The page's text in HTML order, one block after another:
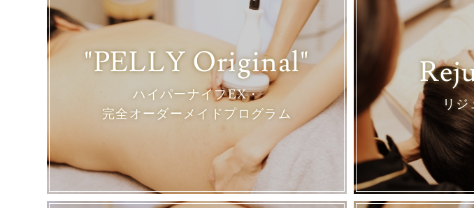
"PELLY Original"
ハイパーナイフEX・
完全オーダーメイドプログラム
リ